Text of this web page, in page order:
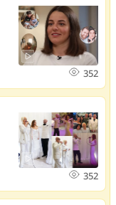
352
352